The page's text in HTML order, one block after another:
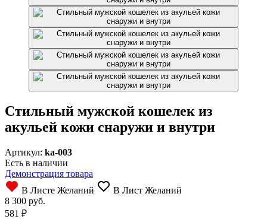
Стильный мужской кошелек из
акульей кожи снаружи и внутри
Артикул: ka-003
Есть в наличии
Демонстрация товара
В Листе Желаний
В Лист Желаний
8 300 руб.
581 ₽